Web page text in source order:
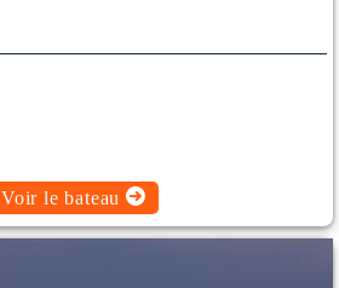
Voir le bateau